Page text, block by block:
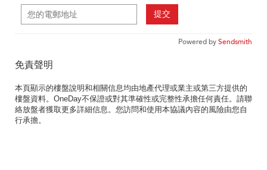
提交
Powered bySendsmith
免責聲明
本頁顯示的樓盤說明和相關信息均由地產代理或業主或第三方提供的
樓盤資料。OneDay不保證或對其準確性或完整性承擔任何責任。請聯
絡放盤者獲取更多詳細信息。您訪問和使用本協議內容的風險由您自
行承擔。